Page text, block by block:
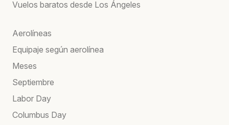
Vuelos baratos desde Los Ángeles
Aerolíneas
Equipaje según aerolínea
Meses
Septiembre
Labor Day
Columbus Day